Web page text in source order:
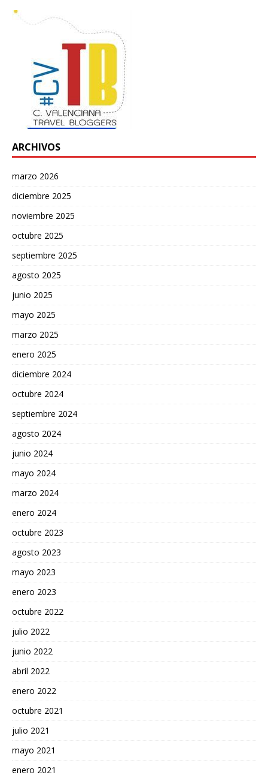
ARCHIVOS
marzo 2026
diciembre 2025
noviembre 2025
octubre 2025
septiembre 2025
agosto 2025
junio 2025
mayo 2025
marzo 2025
enero 2025
diciembre 2024
octubre 2024
septiembre 2024
agosto 2024
junio 2024
mayo 2024
marzo 2024
enero 2024
octubre 2023
agosto 2023
mayo 2023
enero 2023
octubre 2022
julio 2022
junio 2022
abril 2022
enero 2022
octubre 2021
julio 2021
mayo 2021
enero 2021